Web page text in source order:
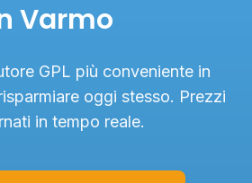
Varmo
GPL più conveniente in
oggi stesso. Prezzi
in tempo reale.